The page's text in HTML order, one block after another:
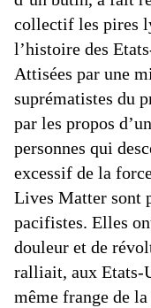
collectif les pires
l’histoire des
Attisées par une
suprématistes du
par les propos
personnes qui
excessif de la
Lives Matter sont
pacifistes. Elles
douleur et de
ralliait, aux Etats-
même frange de